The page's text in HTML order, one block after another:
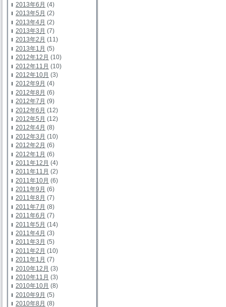
2013年6月 (4)
2013年5月 (2)
2013年4月 (2)
2013年3月 (7)
2013年2月 (11)
2013年1月 (5)
2012年12月 (10)
2012年11月 (10)
2012年10月 (3)
2012年9月 (4)
2012年8月 (6)
2012年7月 (9)
2012年6月 (12)
2012年5月 (12)
2012年4月 (8)
2012年3月 (10)
2012年2月 (6)
2012年1月 (6)
2011年12月 (4)
2011年11月 (2)
2011年10月 (6)
2011年9月 (6)
2011年8月 (7)
2011年7月 (8)
2011年6月 (7)
2011年5月 (14)
2011年4月 (3)
2011年3月 (5)
2011年2月 (10)
2011年1月 (7)
2010年12月 (3)
2010年11月 (3)
2010年10月 (8)
2010年9月 (5)
2010年8月 (8)